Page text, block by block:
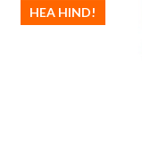
HEA HIND!